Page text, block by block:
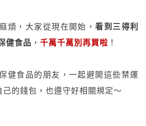
煩，大家從現在開始，看到三得利
健食品 ， 千萬千萬別再買啦 ！
健食品的朋友，一起避開這些禁運
己的錢包，也遵守好相關規定～